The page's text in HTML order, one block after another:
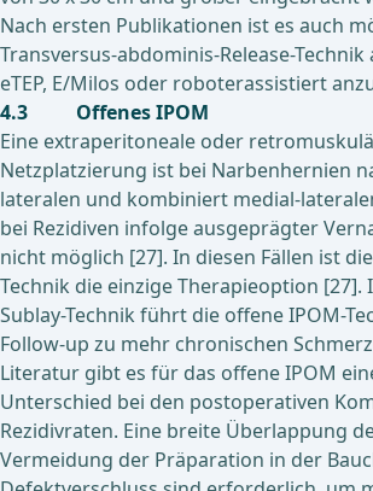
Nach ersten Publikationen ist es auch
Transversus-abdominis-Release-
eTEP, E/Milos oder roboterassistiert
4.3 Offenes IPOM
Eine extraperitoneale oder
Netzplatzierung ist bei Narbenhernien
lateralen und kombiniert medial-
bei Rezidiven infolge ausgeprägter
nicht möglich [27]. In diesen Fällen ist
Technik die einzige Therapieoption [27].
Sublay-Technik führt die offene IPOM-
Follow-up zu mehr chronischen
Literatur gibt es für das offene IPOM
Unterschied bei den postoperativen
Rezidivraten. Eine breite Überlappung
Vermeidung der Präparation in der